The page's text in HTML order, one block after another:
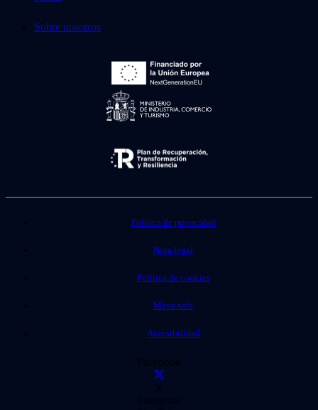
Sobre nosotros
Política de privacidad
Nota legal
Política de cookies
Mapa web
Accesibilidad
Facebook
X
Instagram